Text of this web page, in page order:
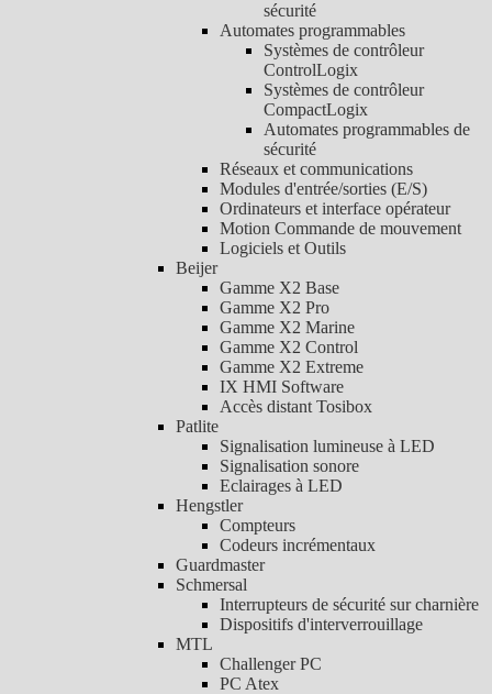
sécurité
Automates programmables
Systèmes de contrôleur
ControlLogix
Systèmes de contrôleur
CompactLogix
Automates programmables de
sécurité
Réseaux et communications
Modules d'entrée/sorties (E/S)
Ordinateurs et interface opérateur
Motion Commande de mouvement
Logiciels et Outils
Beijer
Gamme X2 Base
Gamme X2 Pro
Gamme X2 Marine
Gamme X2 Control
Gamme X2 Extreme
IX HMI Software
Accès distant Tosibox
Patlite
Signalisation lumineuse à LED
Signalisation sonore
Eclairages à LED
Hengstler
Compteurs
Codeurs incrémentaux
Guardmaster
Schmersal
Interrupteurs de sécurité sur charnière
Dispositifs d'interverrouillage
MTL
Challenger PC
PC Atex